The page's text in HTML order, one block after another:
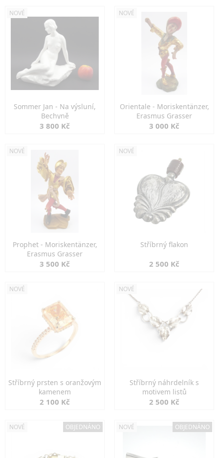
NOVÉ
Sommer Jan - Na výsluní,
Bechyně
3 800 Kč
NOVÉ
Orientale - Moriskentänzer,
Erasmus Grasser
3 000 Kč
NOVÉ
Prophet - Moriskentänzer,
Erasmus Grasser
3 500 Kč
NOVÉ
Stříbrný flakon
2 500 Kč
NOVÉ
Stříbrný prsten s oranžovým
kamenem
2 100 Kč
NOVÉ
Stříbrný náhrdelník s
motivem listů
2 500 Kč
NOVÉ OBJEDNÁNO NOVÉ OBJEDNÁNO